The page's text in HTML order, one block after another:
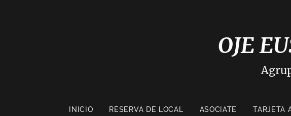
OJE
INICIO RESERVA DE LOCAL ASOCIATE TARJETA